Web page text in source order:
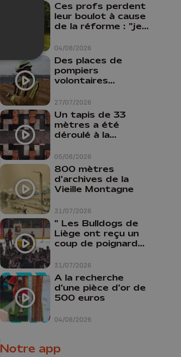
04/08/2026
Ces profs perdent
leur boulot à cause
de la réforme : "je
comme prof que
comme
pharmacienne"
27/07/2026
Des places de
pompiers
volontaires
province de Liège :
"Un citoyen qui
n'est formé ne
peut pas nous
aider"
05/08/2026
Un tapis de 33
mètres a été
déroulé à la
Liège
31/07/2026
800 mètres
d'archives de la
Vieille Montagne
31/07/2026
" Les Bulldogs de
Liège ont reçu un
coup de poignard
04/08/2026
A la recherche
d'une pièce d'or de
500 euros
Notre app